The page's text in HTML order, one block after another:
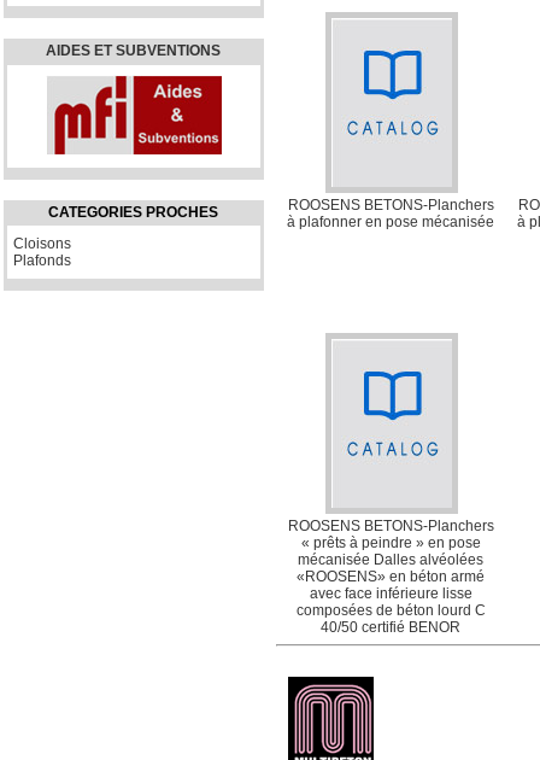
AIDES ET SUBVENTIONS
CATEGORIES PROCHES
Cloisons
Plafonds
ROOSENS BETONS-Planchers
à plafonner en pose mécanisée
à
ROOSENS BETONS-Planchers
« prêts à peindre » en pose
mécanisée Dalles alvéolées
«ROOSENS» en béton armé
avec face inférieure lisse
composées de béton lourd C
40/50 certifié BENOR